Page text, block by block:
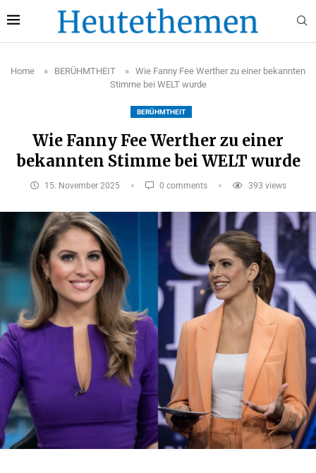
Home » BERÜHMTHEIT » Wie Fanny Fee Werther zu einer bekannten
Stimme bei WELT wurde
BERÜHMTHEIT
Wie Fanny Fee Werther zu einer
bekannten Stimme bei WELT wurde
15. November 2025 0 comments 393 views